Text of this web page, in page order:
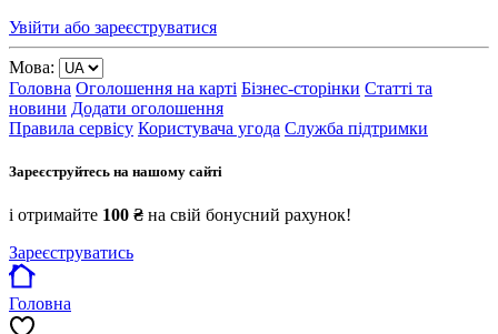
Увійти або зареєструватися
Мова:
Головна Оголошення на карті Бізнес-сторінки Статті та
новини Додати оголошення
Правила сервісу Користувача угода Служба підтримки
Зареєструйтесь на нашому сайті
і отримайте 100 ₴ на свій бонусний рахунок!
Зареєструватись
Головна